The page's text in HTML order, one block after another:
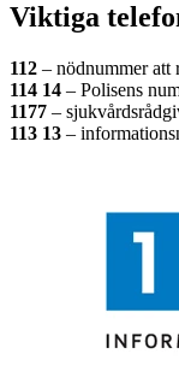
Viktiga
112 – nödnummer
114 14 – Polisens
1177 –
113 13 –